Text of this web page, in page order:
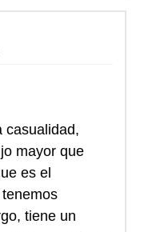
casualidad,
mayor que
es el
tiene un